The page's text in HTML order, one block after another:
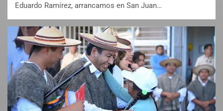
Eduardo Ramírez, arrancamos en San Juan…